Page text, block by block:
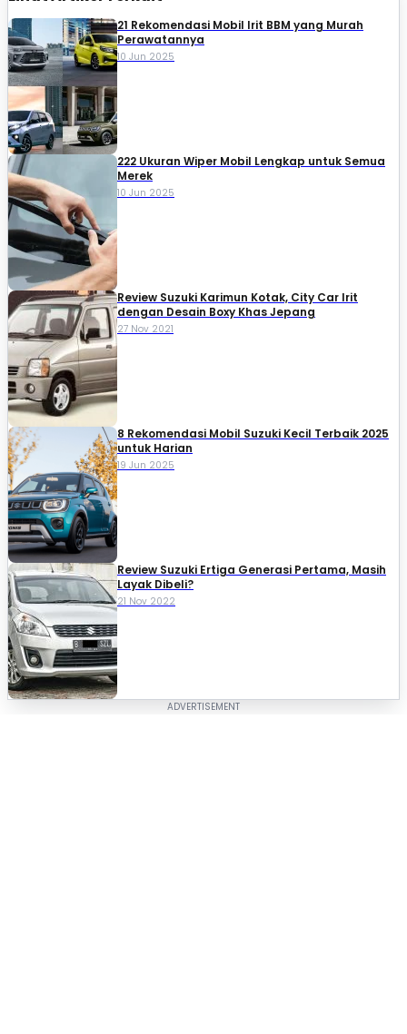
21 Rekomendasi Mobil Irit BBM yang Murah
Perawatannya
10 Jun 2025
222 Ukuran Wiper Mobil Lengkap untuk Semua
Merek
10 Jun 2025
Review Suzuki Karimun Kotak, City Car Irit
dengan Desain Boxy Khas Jepang
27 Nov 2021
8 Rekomendasi Mobil Suzuki Kecil Terbaik 2025
untuk Harian
19 Jun 2025
Review Suzuki Ertiga Generasi Pertama, Masih
Layak Dibeli?
21 Nov 2022